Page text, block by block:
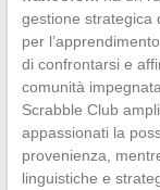
gestione strategica
per
di confrontarsi e
comunità
Scrabble Club
appassionati la
provenienza,
linguistiche e